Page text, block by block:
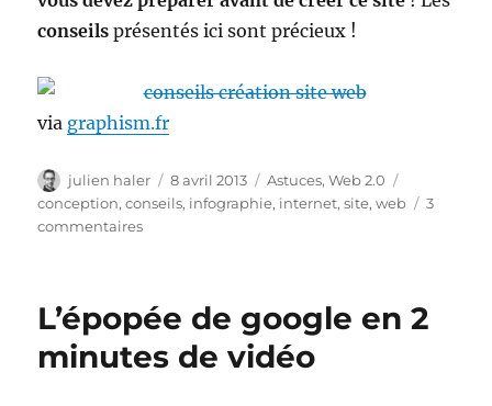
conseils présentés ici sont précieux !
via graphism.fr
Auteur
julien haler
Publié
le
8 avril 2013 Catégories
Astuces,Web 2.0
conception,conseils, infographie, internet,site,web
3
commentairessur
savoir
de
L’épopée de google en 2
minutes de vidéo